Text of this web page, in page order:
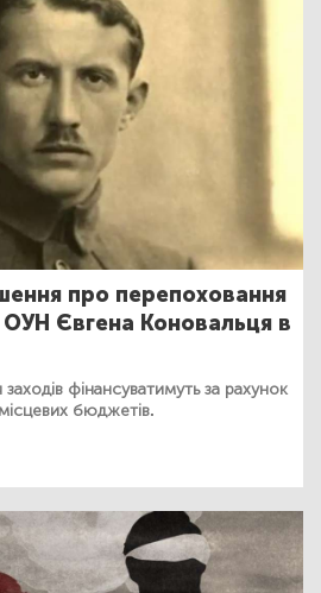
про перепоховання
Євгена Коновальця в
фінансуватимуть за рахунок
бюджетів.